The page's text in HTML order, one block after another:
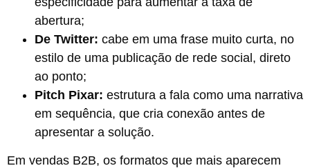
abertura;
De Twitter: cabe em uma frase muito curta, no
estilo de uma publicação de rede social, direto
ao ponto;
Pitch Pixar: estrutura a fala como uma narrativa
em sequência, que cria conexão antes de
apresentar a solução.
Em vendas B2B, os formatos que mais aparecem